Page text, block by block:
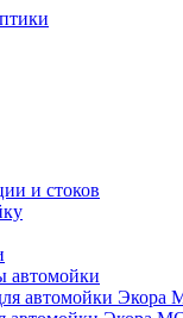
и стоков
автомойки
автомойки Экора